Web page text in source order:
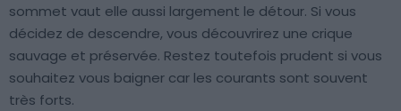
sommet vaut elle aussi largement le détour. Si vous
décidez de descendre, vous découvrirez une crique
sauvage et préservée. Restez toutefois prudent si vous
souhaitez vous baigner car les courants sont souvent
très forts.